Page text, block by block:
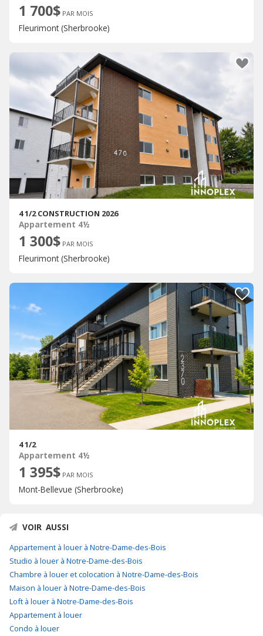
1 700$ PAR MOIS
Fleurimont (Sherbrooke)
4 1/2 CONSTRUCTION 2026
Appartement 4½
1 300$ PAR MOIS
Fleurimont (Sherbrooke)
4 1/2
Appartement 4½
1 395$ PAR MOIS
Mont-Bellevue (Sherbrooke)
VOIR AUSSI
Appartement à louer à Notre-Dame-des-Bois
Studio à louer à Notre-Dame-des-Bois
Chambre à louer et colocation à Notre-Dame-des-Bois
Maison à louer à Notre-Dame-des-Bois
Loft à louer à Notre-Dame-des-Bois
Appartement à louer
Condo à louer